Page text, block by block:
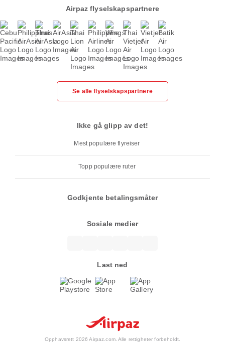
Airpaz flyselskapspartnere
Se alle flyselskapspartnere
Ikke gå glipp av det!
Mest populære flyreiser
Topp populære ruter
Godkjente betalingsmåter
Sosiale medier
Last ned
Opphavsrett 2026 Airpaz.com. Alle rettigheter forbeholdt.